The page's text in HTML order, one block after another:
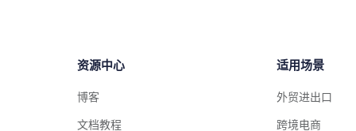
资源中心
博客
文档教程
适用场景
外贸进出口
跨境电商